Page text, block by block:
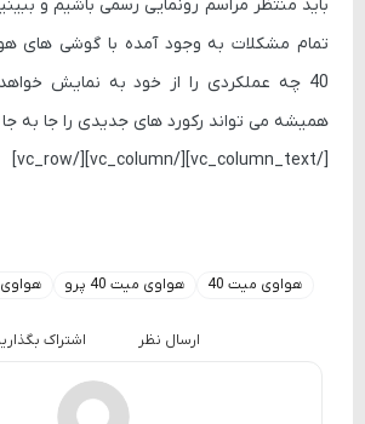
باید منتظر مراسم رونمایی رسمی باشیم و
تمام مشکلات به وجود آمده با گوشی های
40 چه عملکردی را از خود به نمایش
همیشه می تواند رکورد های جدیدی را جا به جا
[/vc_column_text][/vc_column][/vc_row]
هواوی میت 40 هواوی میت 40 پرو هواوی میت
ارسال نظر اشتراک